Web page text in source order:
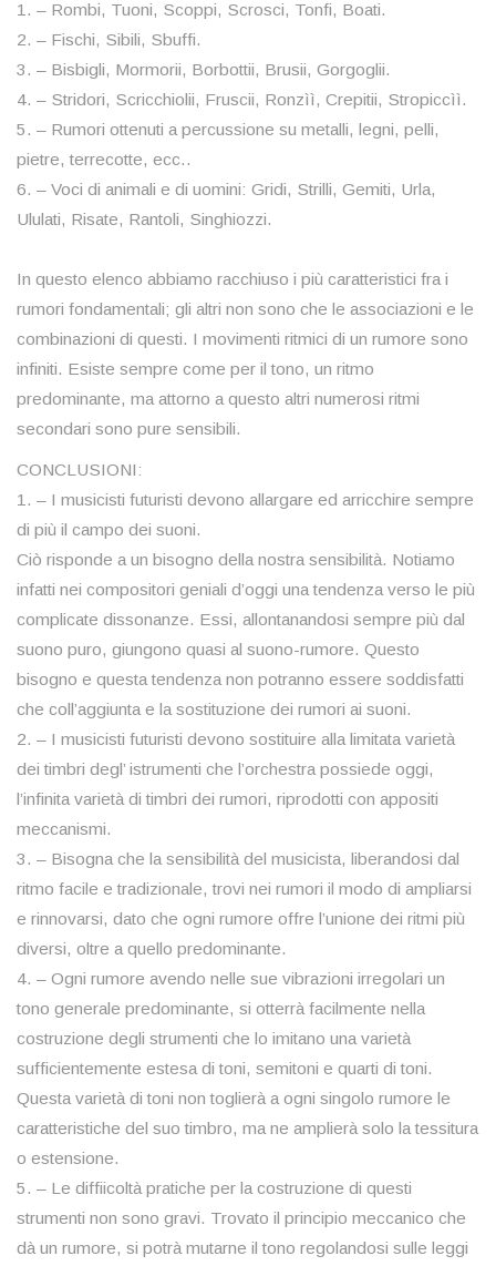
1. – Rombi, Tuoni, Scoppi, Scrosci, Tonfi, Boati.
2. – Fischi, Sibili, Sbuffi.
3. – Bisbigli, Mormorii, Borbottii, Brusii, Gorgoglii.
4. – Stridori, Scricchiolii, Fruscii, Ronzìì, Crepitii, Stropiccìì.
5. – Rumori ottenuti a percussione su metalli, legni, pelli,
pietre, terrecotte, ecc..
6. – Voci di animali e di uomini: Gridi, Strilli, Gemiti, Urla,
Ululati, Risate, Rantoli, Singhiozzi.
In questo elenco abbiamo racchiuso i più caratteristici fra i
rumori fondamentali; gli altri non sono che le associazioni e le
combinazioni di questi. I movimenti ritmici di un rumore sono
infiniti. Esiste sempre come per il tono, un ritmo
predominante, ma attorno a questo altri numerosi ritmi
secondari sono pure sensibili.
CONCLUSIONI:
1. – I musicisti futuristi devono allargare ed arricchire sempre
di più il campo dei suoni.
Ciò risponde a un bisogno della nostra sensibilità. Notiamo
infatti nei compositori geniali d’oggi una tendenza verso le più
complicate dissonanze. Essi, allontanandosi sempre più dal
suono puro, giungono quasi al suono-rumore. Questo
bisogno e questa tendenza non potranno essere soddisfatti
che coll’aggiunta e la sostituzione dei rumori ai suoni.
2. – I musicisti futuristi devono sostituire alla limitata varietà
dei timbri degl’ istrumenti che l’orchestra possiede oggi,
l’infinita varietà di timbri dei rumori, riprodotti con appositi
meccanismi.
3. – Bisogna che la sensibilità del musicista, liberandosi dal
ritmo facile e tradizionale, trovi nei rumori il modo di ampliarsi
e rinnovarsi, dato che ogni rumore offre l’unione dei ritmi più
diversi, oltre a quello predominante.
4. – Ogni rumore avendo nelle sue vibrazioni irregolari un
tono generale predominante, si otterrà facilmente nella
costruzione degli strumenti che lo imitano una varietà
sufficientemente estesa di toni, semitoni e quarti di toni.
Questa varietà di toni non toglierà a ogni singolo rumore le
caratteristiche del suo timbro, ma ne amplierà solo la tessitura
o estensione.
5. – Le diffiicoltà pratiche per la costruzione di questi
strumenti non sono gravi. Trovato il principio meccanico che
dà un rumore, si potrà mutarne il tono regolandosi sulle leggi